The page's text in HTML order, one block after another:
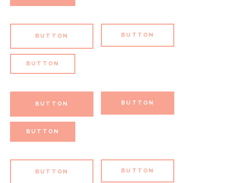
BUTTON BUTTON
BUTTON
BUTTON BUTTON
BUTTON
BUTTON BUTTON